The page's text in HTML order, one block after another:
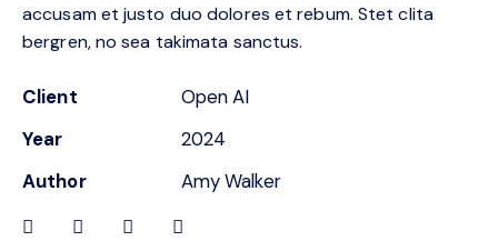
accusam et justo duo dolores et rebum. Stet clita
bergren, no sea takimata sanctus.
Client
Open AI
Year
2024
Author
Amy Walker